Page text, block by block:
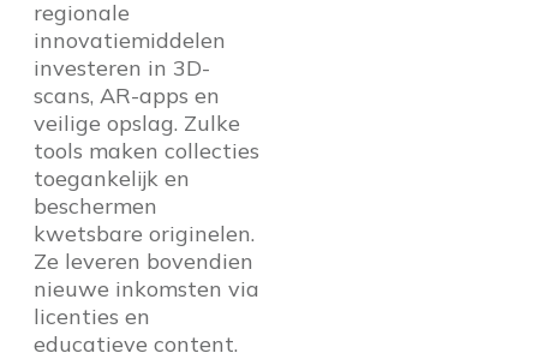
regionale
innovatiemiddelen
investeren in 3D-
scans, AR-apps en
veilige opslag. Zulke
tools maken collecties
toegankelijk en
beschermen
kwetsbare originelen.
Ze leveren bovendien
nieuwe inkomsten via
licenties en
educatieve content.